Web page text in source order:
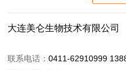
大连美仑生物技术有限公司
联系电话：0411-62910999